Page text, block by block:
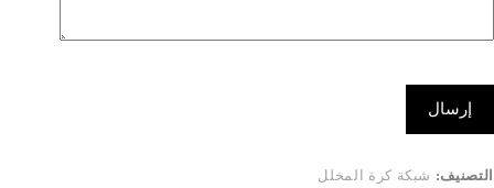
إرسال
التصنيف: شبكة كرة المخلل